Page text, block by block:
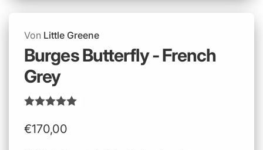
Von Little Greene
Burges Butterfly - French
Grey
Normaler
€170,00